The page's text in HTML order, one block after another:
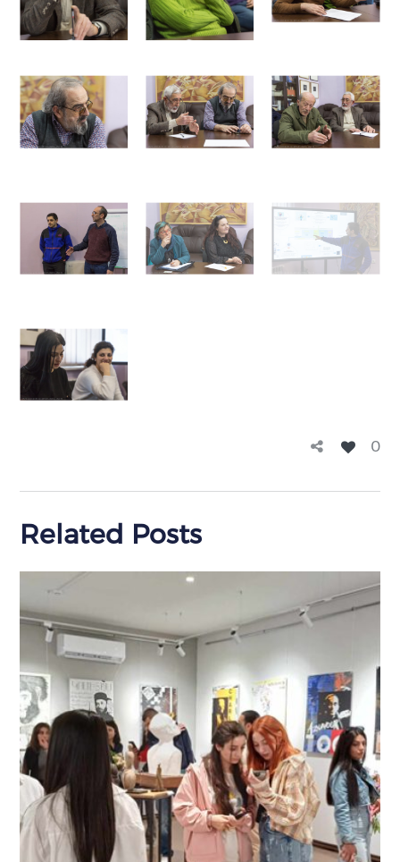
0
Related Posts